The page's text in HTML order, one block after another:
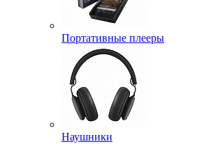
Портативные плееры
Наушники